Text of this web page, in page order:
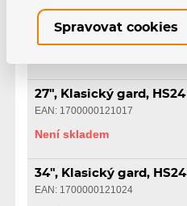
31", Klasický gard, HS24
EAN: 1700000121000
27", Klasický gard, HS24
EAN: 1700000121017
Není skladem
34", Klasický gard, HS24
EAN: 1700000121024
Spravovat cookies